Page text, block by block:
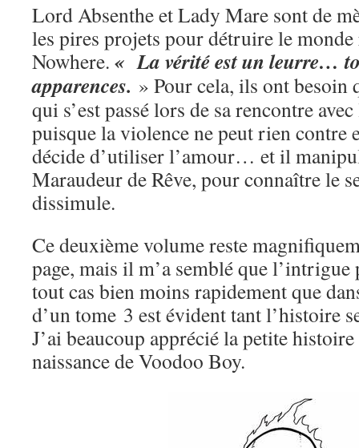
Lord Absenthe et Lady Mare sont de
les pires projets pour détruire le
Nowhere. « La vérité est un leurre…
apparences. » Pour cela, ils ont besoin
qui s’est passé lors de sa rencontre
puisque la violence ne peut rien contre
décide d’utiliser l’amour… et il
Maraudeur de Rêve, pour connaître le
dissimule.
Ce deuxième volume reste
page, mais il m’a semblé que l’intrigue
tout cas bien moins rapidement que
d’un tome 3 est évident tant l’histoire
J’ai beaucoup apprécié la petite
naissance de Voodoo Boy.